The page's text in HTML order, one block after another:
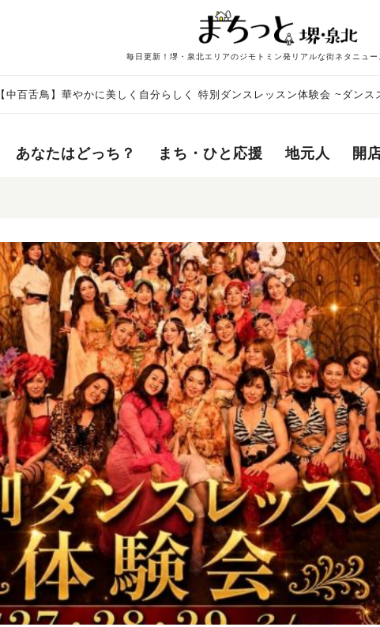
毎日更新！堺・泉北エリアのジモトミン発リアルな街ネタニュー
【中百舌鳥】華やかに美しく自分らしく 特別ダンスレッスン体験会 ~ダンス
あなたはどっち？ まち・ひと応援 地元人 開